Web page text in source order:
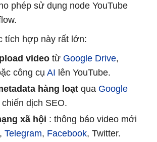
phép sử dụng node YouTube
tích hợp này rất lớn:
video từ Google Drive,
công cụ AI lên YouTube.
hàng loạt qua Google
dịch SEO.
xã hội : thông báo video mới
Telegram, Facebook, Twitter.